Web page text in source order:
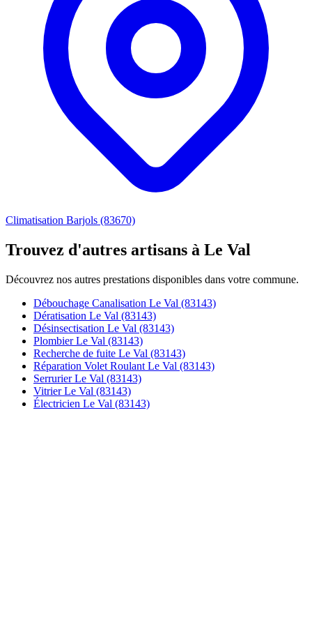
Climatisation Barjols (83670)
Trouvez d'autres artisans à Le Val
Découvrez nos autres prestations disponibles dans votre commune.
Débouchage Canalisation Le Val (83143)
Dératisation Le Val (83143)
Désinsectisation Le Val (83143)
Plombier Le Val (83143)
Recherche de fuite Le Val (83143)
Réparation Volet Roulant Le Val (83143)
Serrurier Le Val (83143)
Vitrier Le Val (83143)
Électricien Le Val (83143)